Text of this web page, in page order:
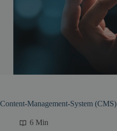
Content-Management-System (CMS)
6 Min